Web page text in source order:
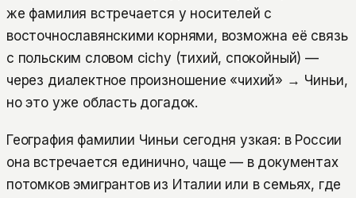
же фамилия встречается у носителей с
восточнославянскими корнями, возможна её связь
с польским словом cichy (тихий, спокойный) —
через диалектное произношение «чихий» → Чиньи,
но это уже область догадок.
География фамилии Чиньи сегодня узкая: в России
она встречается единично, чаще — в документах
потомков эмигрантов из Италии или в семьях, где